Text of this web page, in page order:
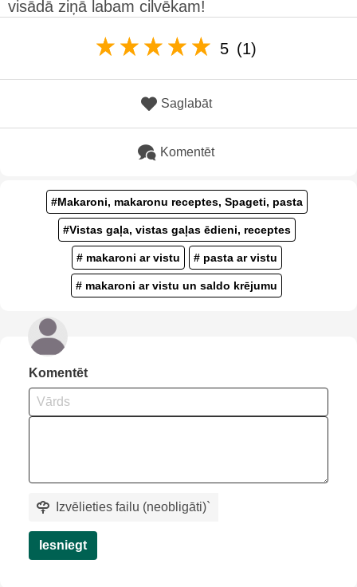
visādā ziņā labam cilvēkam!
5 (1)
Saglabāt
Komentēt
#Makaroni, makaronu receptes, Spageti, pasta
#Vistas gaļa, vistas gaļas ēdieni, receptes
# makaroni ar vistu # pasta ar vistu
# makaroni ar vistu un saldo krējumu
Komentēt
Izvēlieties failu (neobligāti)`
Iesniegt